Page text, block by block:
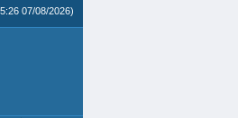
07/08/2026)